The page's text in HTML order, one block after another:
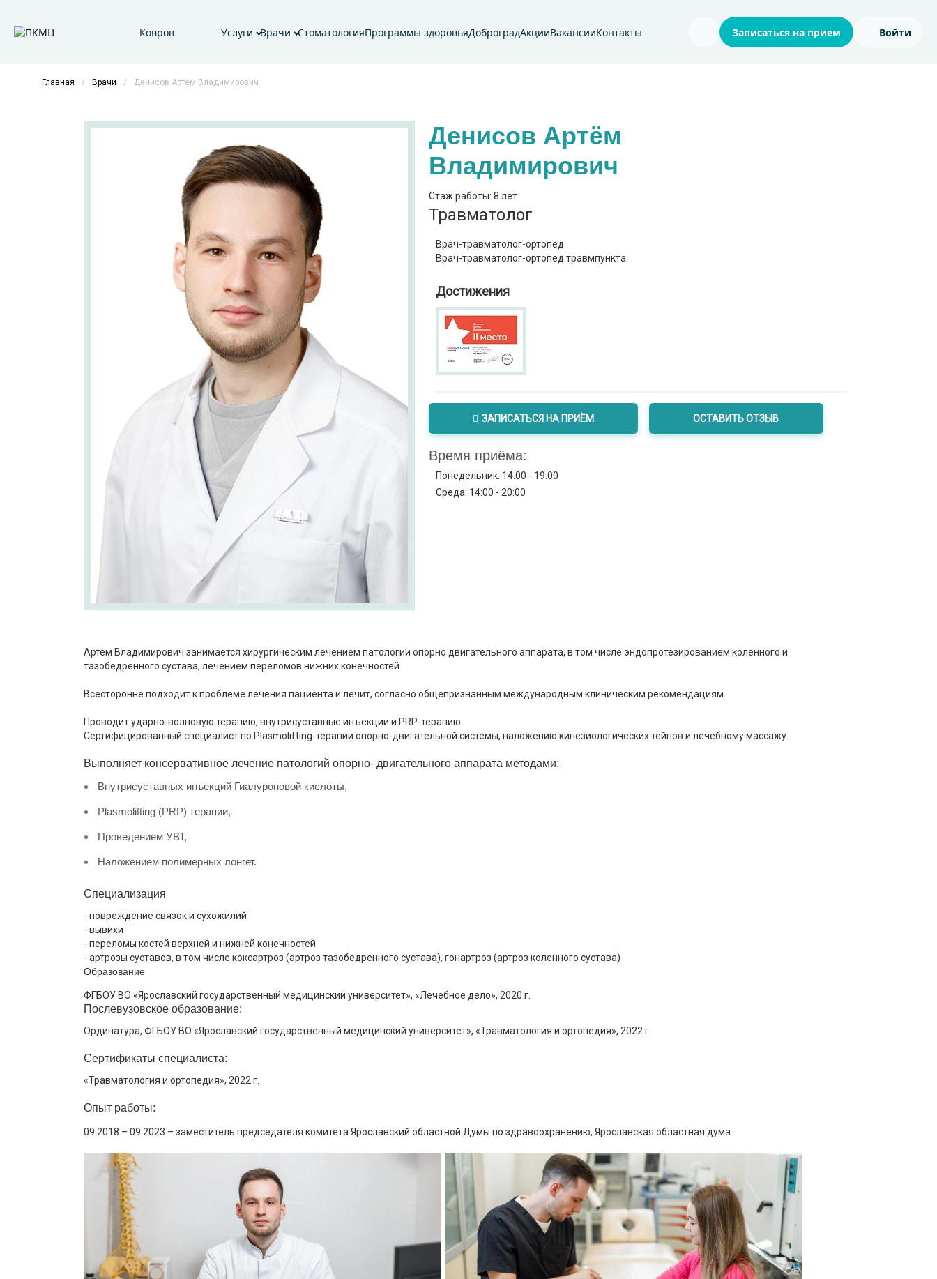
Ковров Услуги Врачи СтоматологияПрограммы здоровьяДоброградАкцииВакансииКонтакты Поиск по сайтуЗаписаться на прием Войти
Главная / Врачи / Денисов Артём Владимирович
Денисов Артём
Владимирович
Стаж работы: 8 лет
Травматолог
Врач-травматолог-ортопед
Врач-травматолог-ортопед травмпункта
Достижения
ЗАПИСАТЬСЯ НА ПРИЁМ ОСТАВИТЬ ОТЗЫВ
Время приёма:
Понедельник: 14:00 - 19:00
Среда: 14:00 - 20:00
Артем Владимирович занимается хирургическим лечением патологии опорно двигательного аппарата, в том числе эндопротезированием коленного и
тазобедренного сустава, лечением переломов нижних конечностей.
Всесторонне подходит к проблеме лечения пациента и лечит, согласно общепризнанным международным клиническим рекомендациям.
Проводит ударно-волновую терапию, внутрисуставные инъекции и PRP-терапию.
Сертифицированный специалист по Plasmolifting-терапии опорно-двигательной системы, наложению кинезиологических тейпов и лечебному массажу.
Выполняет консервативное лечение патологий опорно- двигательного аппарата методами:
Внутрисуставных инъекций Гиалуроновой кислоты,
Plasmolifting (PRP) терапии,
Проведением УВТ,
Наложением полимерных лонгет.
Специализация
- повреждение связок и сухожилий
- вывихи
- переломы костей верхней и нижней конечностей
- артрозы суставов, в том числе коксартроз (артроз тазобедренного сустава), гонартроз (артроз коленного сустава)
Образование
ФГБОУ ВО «Ярославский государственный медицинский университет», «Лечебное дело», 2020 г.
Послевузовское образование:
Ординатура, ФГБОУ ВО «Ярославский государственный медицинский университет», «Травматология и ортопедия», 2022 г.
Сертификаты специалиста:
«Травматология и ортопедия», 2022 г.
Опыт работы:
09.2018 – 09.2023 – заместитель председателя комитета Ярославский областной Думы по здравоохранению, Ярославская областная дума